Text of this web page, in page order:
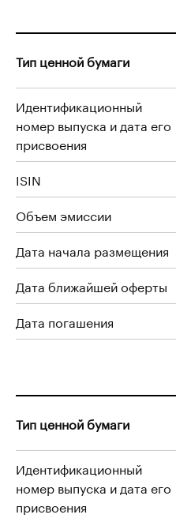
Тип ценной бумаги
Идентификационный
номер выпуска и дата его
присвоения
ISIN
Объем эмиссии
Дата начала размещения
Дата ближайшей оферты
Дата погашения
Тип ценной бумаги
Идентификационный
номер выпуска и дата его
присвоения